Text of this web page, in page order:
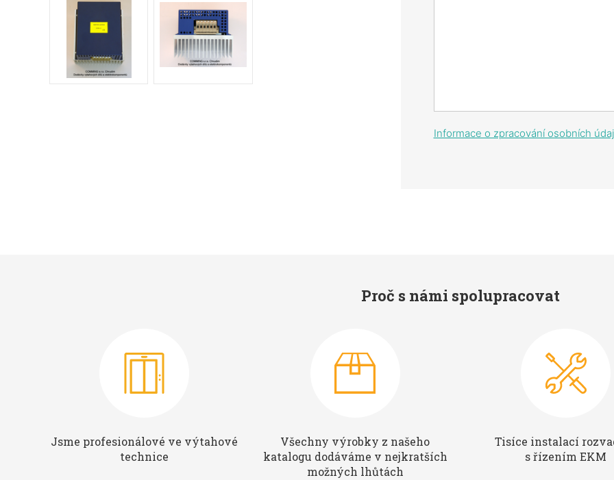
Informace o zpracování osobních
Proč s námi spolupracovat
Jsme profesionálové ve výtahové
technice
Všechny výrobky z našeho
katalogu dodáváme v nejkratších
možných lhůtách
Tisíce instalací
s řízením EKM